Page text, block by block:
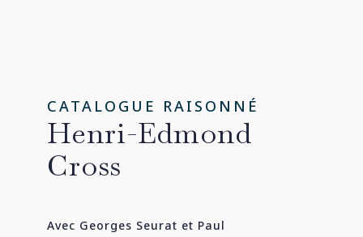
CATALOGUE RAISONNÉ
Henri-Edmond
Cross
Avec Georges Seurat et Paul